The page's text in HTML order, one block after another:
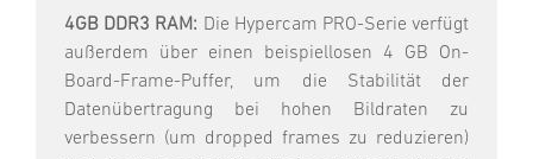
4GB DDR3 RAM: Die Hypercam PRO-Serie verfügt
außerdem über einen beispiellosen 4 GB On-
Board-Frame-Puffer, um die Stabilität der
Datenübertragung bei hohen Bildraten zu
verbessern (um dropped frames zu reduzieren)